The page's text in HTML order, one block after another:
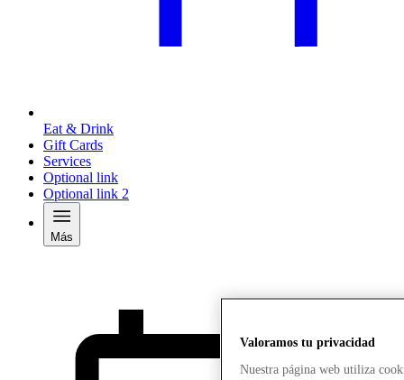
Eat & Drink
Gift Cards
Services
Optional link
Optional link 2
Más
Valoramos tu privacidad
Nuestra página web utiliza